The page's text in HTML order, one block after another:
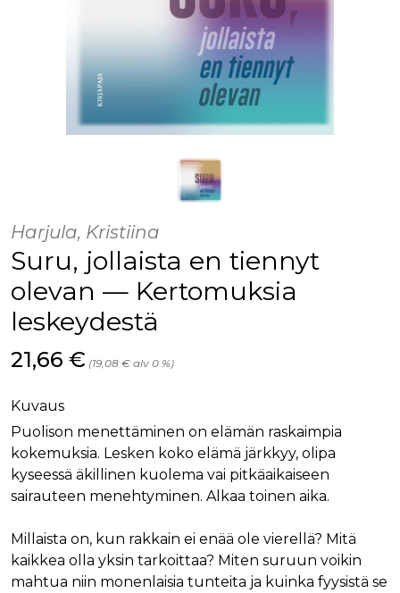
Harjula, Kristiina
Suru, jollaista en tiennyt
olevan — Kertomuksia
leskeydestä
Hinta nyt
21,66 € (19,08 € alv 0 %)
Kuvaus
Puolison menettäminen on elämän raskaimpia
kokemuksia. Lesken koko elämä järkkyy, olipa
kyseessä äkillinen kuolema vai pitkäaikaiseen
sairauteen menehtyminen. Alkaa toinen aika.
Millaista on, kun rakkain ei enää ole vierellä? Mitä
kaikkea olla yksin tarkoittaa? Miten suruun voikin
mahtua niin monenlaisia tunteita ja kuinka fyysistä se